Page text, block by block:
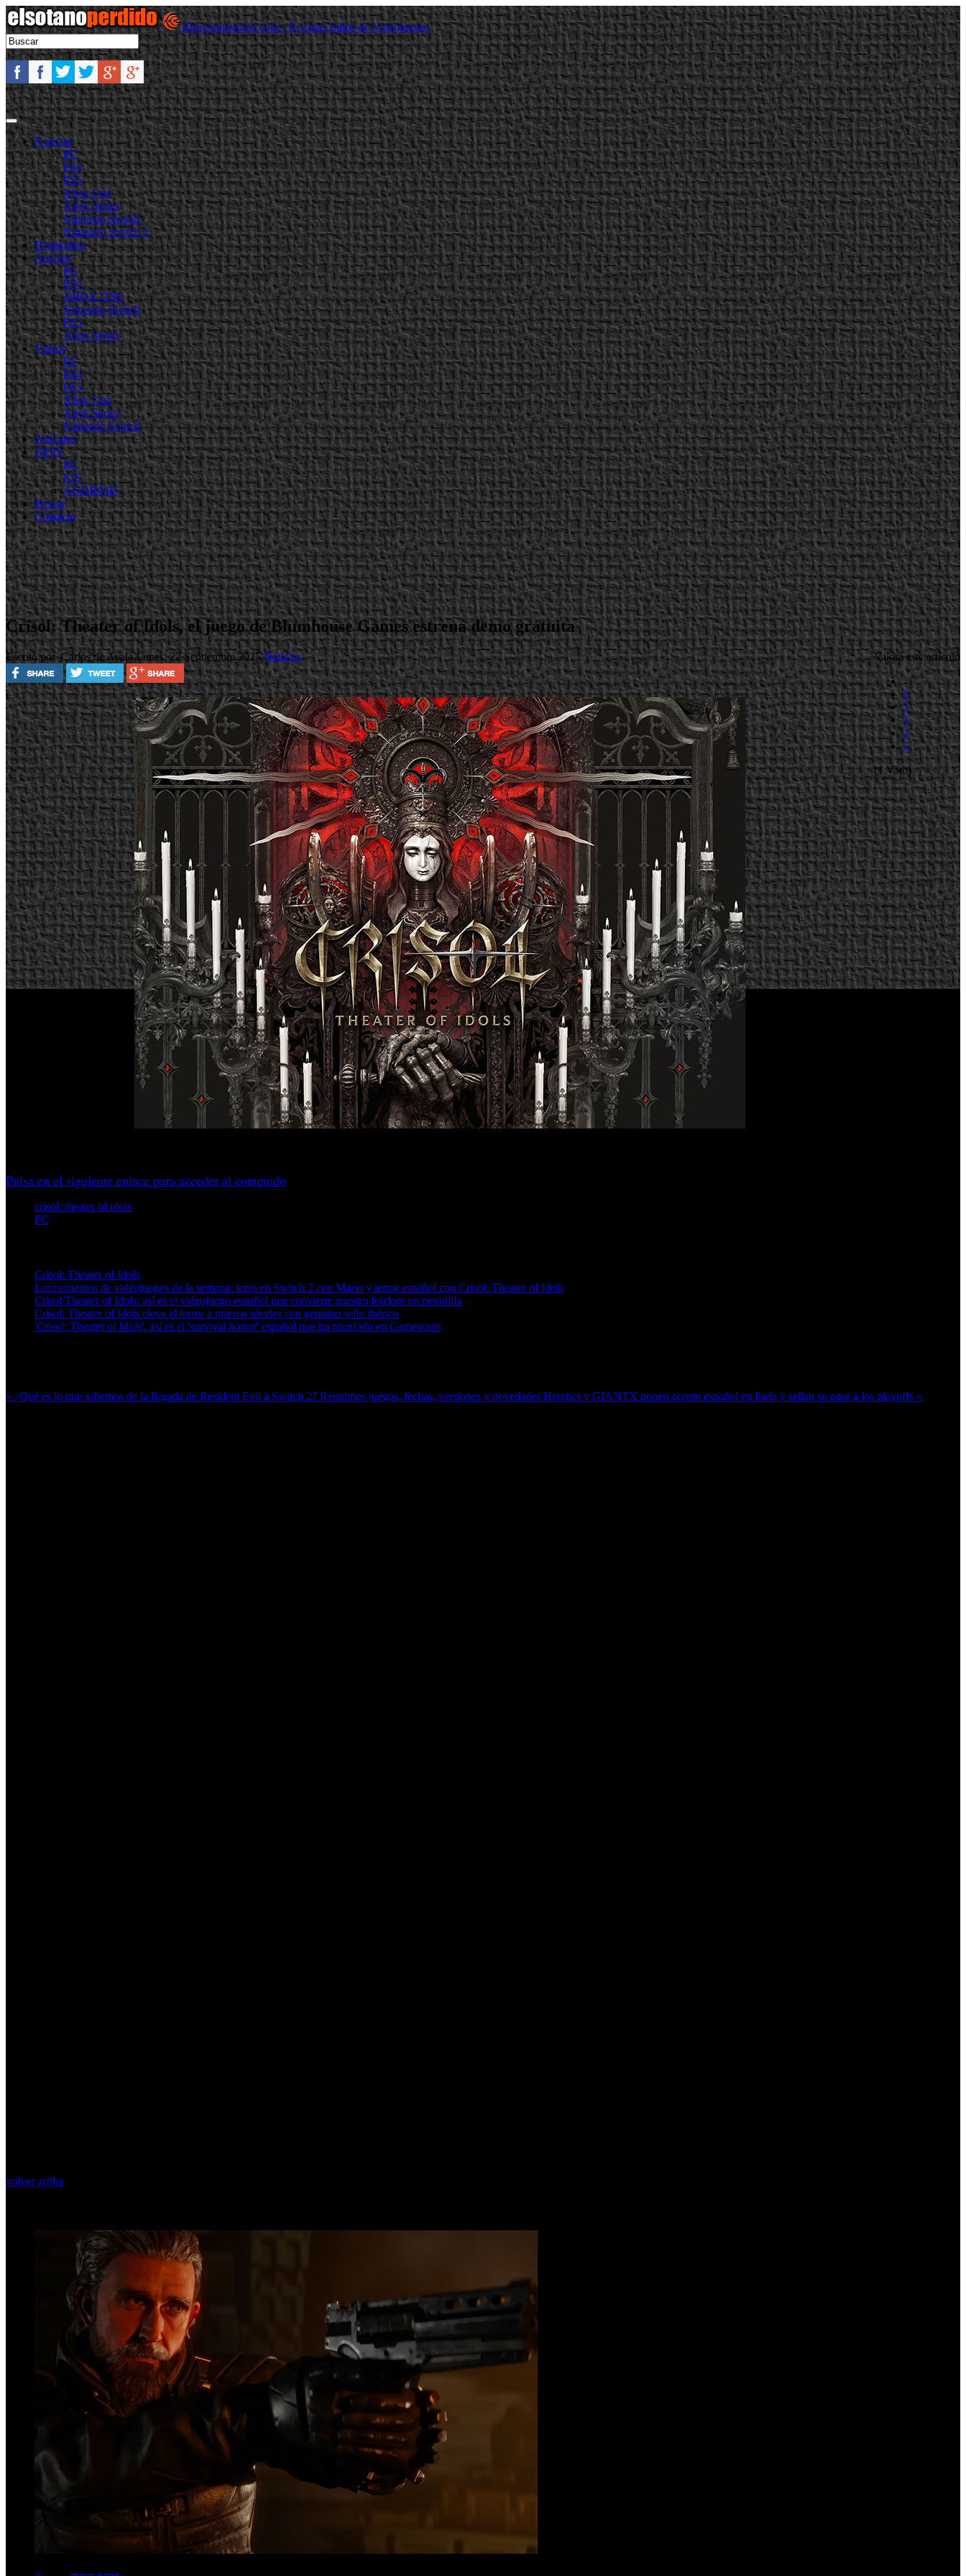
Elsotanoperdido.com - Revista Online de Videojuegos
Noticias
PC
PS4
PS5
Xbox One
Xbox Series
Nintendo Switch
Nintendo Switch 2
Destacadas
Análisis
PC
PS4
XBOX ONE
Nintendo Switch
PS5
Xbox Series
Videos
PC
PS4
PS5
Xbox One
Xbox Series
Nintendo Switch
Artículos
APPS
PC
iOS
ANDROID
Prensa
Contacto
Crisol: Theater of Idols, el juego de Blumhouse Games estrena demo gratuita
Escrito por Carlos de AyalaLunes, 22 Septiembre 2025Noticias Valora este artículo
1
2
3
4
5
(1 Voto)
Pulsa en el siguiente enlace para acceder al contenido
crisol: theater of idols
PC
Crisol: Theater of Idols
Lanzamientos de videojuegos de la semana: tenis en Switch 2 con Mario y terror español con Crisol: Theater of Idols
Crisol Theater of Idols: así es el videojuego español que convierte nuestro folclore en pesadilla
Crisol: Theater of Idols eleva el terror a nuevos niveles con genuino sello ibérico
'Crisol: Theater of Idols', así es el 'survival horror' español que ha triunfado en Gamescom
« ¿Qué es lo que sabemos de la llegada de Resident Evil a Switch 2? Reunimos juegos, fechas, versiones y novedades Heretics y GIANTX ponen acento español en París y sellan su pase a los playoffs »
volver arriba